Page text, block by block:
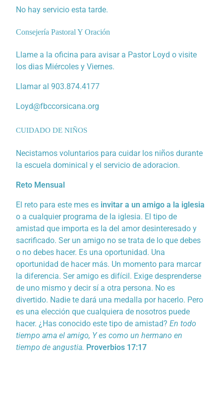
No hay servicio esta tarde.
Consejería Pastoral Y Oración
Llame a la oficina para avisar a Pastor Loyd o visite
los dias Miércoles y Viernes.
Llamar al 903.874.4177
Loyd@fbccorsicana.org
CUIDADO DE NIÑOS
Necistamos voluntarios para cuidar los niños durante
la escuela dominical y el servicio de adoracion.
Reto Mensual
El reto para este mes es invitar a un amigo a la iglesia
o a cualquier programa de la iglesia. El tipo de
amistad que importa es la del amor desinteresado y
sacrificado. Ser un amigo no se trata de lo que debes
o no debes hacer. Es una oportunidad. Una
oportunidad de hacer más. Un momento para marcar
la diferencia. Ser amigo es difícil. Exige desprenderse
de uno mismo y decir sí a otra persona. No es
divertido. Nadie te dará una medalla por hacerlo. Pero
es una elección que cualquiera de nosotros puede
hacer. ¿Has conocido este tipo de amistad? En todo
tiempo ama el amigo, Y es como un hermano en
tiempo de angustia. Proverbios 17:17